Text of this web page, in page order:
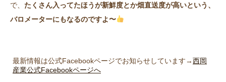
で、 たくさん入ってたほうが新鮮度とか畑直送度が高いという、
バロメーターにもなるのですよ〜
最新情報は公式Facebookページでお知らせしています→西岡
産業公式Facebookページへ